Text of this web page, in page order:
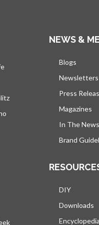
NEWS &
Blogs
Newsletters
Press
Magazines
In The News
Brand
DIY
Downloads